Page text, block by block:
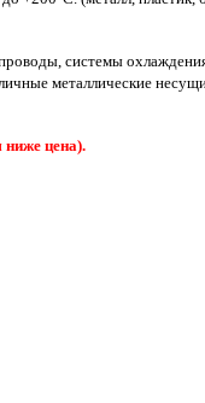
системы
металлические
ниже цена).